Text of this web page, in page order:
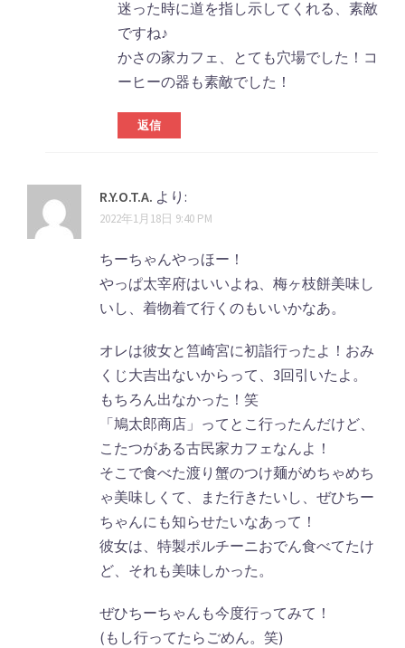
迷った時に道を指し示してくれる、素敵
ですね♪
かさの家カフェ、とても穴場でした！コ
ーヒーの器も素敵でした！
返信
R.Y.O.T.A. より:
2022年1月18日 9:40 PM
ちーちゃんやっほー！
やっぱ太宰府はいいよね、梅ヶ枝餅美味し
いし、着物着て行くのもいいかなあ。
オレは彼女と筥崎宮に初詣行ったよ！おみ
くじ大吉出ないからって、3回引いたよ。
もちろん出なかった！笑
「鳩太郎商店」ってとこ行ったんだけど、
こたつがある古民家カフェなんよ！
そこで食べた渡り蟹のつけ麺がめちゃめち
ゃ美味しくて、また行きたいし、ぜひちー
ちゃんにも知らせたいなあって！
彼女は、特製ポルチーニおでん食べてたけ
ど、それも美味しかった。
ぜひちーちゃんも今度行ってみて！
(もし行ってたらごめん。笑)